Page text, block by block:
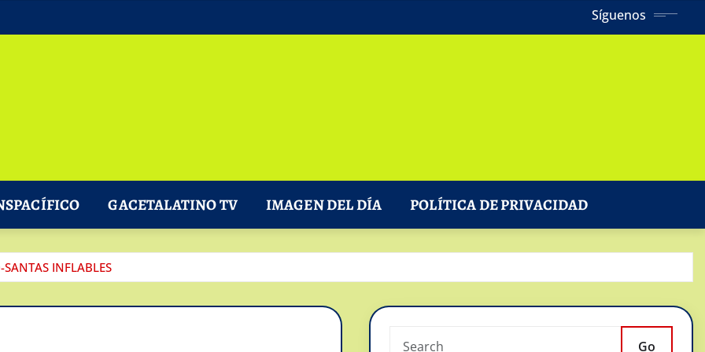
Síguenos
GACETALATINO TV IMAGEN DEL DÍA POLÍTICA DE PRIVACIDAD
INFLABLES
Go